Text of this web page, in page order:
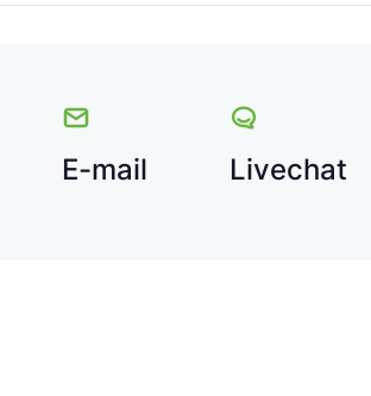
E-mail Livechat